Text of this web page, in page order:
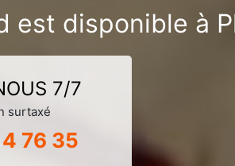
est disponible à
7/7
surtaxé
76 35